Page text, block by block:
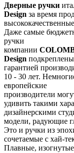
Дверные ручки
Design за время
Даже самые
ручки
компании
Design подкреплены
гарантией
10 - 30 лет.
европейские
производители
удивить такими
дизайнерскими
модели, радующие
Это и ручки из
сочетаемые с хай-
Плавные,